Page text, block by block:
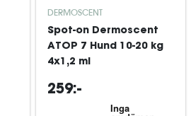
DERMOSCENT
Spot-on Dermoscent
ATOP 7 Hund 10-20 kg
4x1,2 ml
259:-